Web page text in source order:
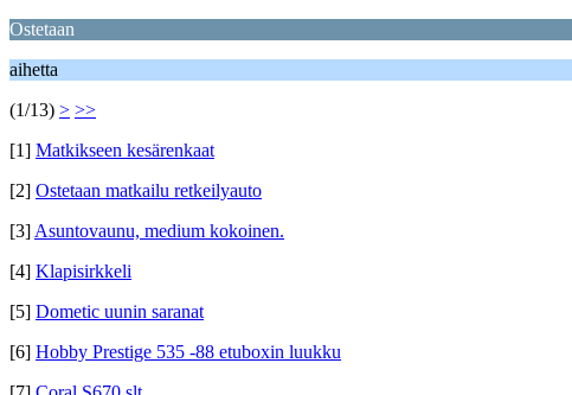
Ostetaan
aihetta
(1/13) > >>
[1] Matkikseen kesärenkaat
[2] Ostetaan matkailu retkeilyauto
[3] Asuntovaunu, medium kokoinen.
[4] Klapisirkkeli
[5] Dometic uunin saranat
[6] Hobby Prestige 535 -88 etuboxin luukku